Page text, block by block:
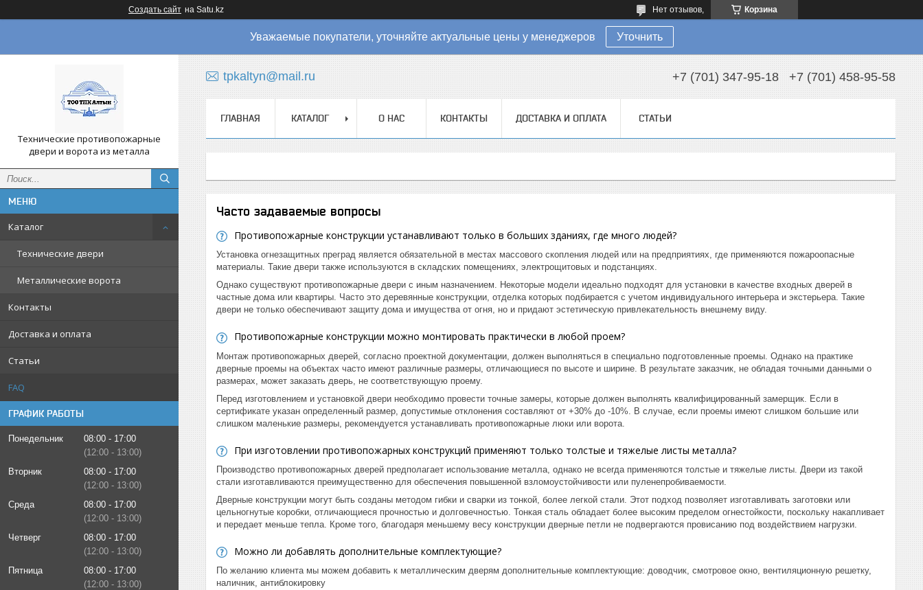
Создать сайт на Satu.kz Корзина
Нет отзывов,
Уважаемые покупатели, уточняйте актуальные цены у менеджеров Уточнить
Технические противопожарные
двери и ворота из металла
Каталог
Технические двери
Металлические ворота
Контакты
Доставка и оплата
Статьи
FAQ
ГРАФИК РАБОТЫ
Понедельник 08:00
17:00
12:00
13:00
Вторник
08:00
17:00
12:00
13:00
Среда
08:00
17:00
12:00
13:00
Четверг
08:00
17:00
12:00
13:00
Пятница
08:00
17:00
12:00
13:00
tpkaltyn@mail.ru +7 (701) 347-95-18 +7 (701) 458-95-58
ГЛАВНАЯ КАТАЛОГ О НАС КОНТАКТЫ ДОСТАВКА И ОПЛАТА СТАТЬИ
Часто задаваемые вопросы
Противопожарные конструкции устанавливают только в больших зданиях, где много людей?
Установка огнезащитных преград является обязательной в местах массового скопления людей или на предприятиях, где применяются пожароопасные
материалы. Такие двери также используются в складских помещениях, электрощитовых и подстанциях.
Однако существуют противопожарные двери с иным назначением. Некоторые модели идеально подходят для установки в качестве входных дверей в
частные дома или квартиры. Часто это деревянные конструкции, отделка которых подбирается с учетом индивидуального интерьера и экстерьера. Такие
двери не только обеспечивают защиту дома и имущества от огня, но и придают эстетическую привлекательность внешнему виду.
Противопожарные конструкции можно монтировать практически в любой проем?
Монтаж противопожарных дверей, согласно проектной документации, должен выполняться в специально подготовленные проемы. Однако на практике
дверные проемы на объектах часто имеют различные размеры, отличающиеся по высоте и ширине. В результате заказчик, не обладая точными данными о
размерах, может заказать дверь, не соответствующую проему.
Перед изготовлением и установкой двери необходимо провести точные замеры, которые должен выполнять квалифицированный замерщик. Если в
сертификате указан определенный размер, допустимые отклонения составляют от +30% до -10%. В случае, если проемы имеют слишком большие или
слишком маленькие размеры, рекомендуется устанавливать противопожарные люки или ворота.
При изготовлении противопожарных конструкций применяют только толстые и тяжелые листы металла?
Производство противопожарных дверей предполагает использование металла, однако не всегда применяются толстые и тяжелые листы. Двери из такой
стали изготавливаются преимущественно для обеспечения повышенной взломоустойчивости или пуленепробиваемости.
Дверные конструкции могут быть созданы методом гибки и сварки из тонкой, более легкой стали. Этот подход позволяет изготавливать заготовки или
цельногнутые коробки, отличающиеся прочностью и долговечностью. Тонкая сталь обладает более высоким пределом огнестойкости, поскольку накапливает
и передает меньше тепла. Кроме того, благодаря меньшему весу конструкции дверные петли не подвергаются провисанию под воздействием нагрузки.
Можно ли добавлять дополнительные комплектующие?
По желанию клиента мы можем добавить к металлическим дверям дополнительные комплектующие: доводчик, смотровое окно, вентиляционную решетку,
наличник, антиблокировку